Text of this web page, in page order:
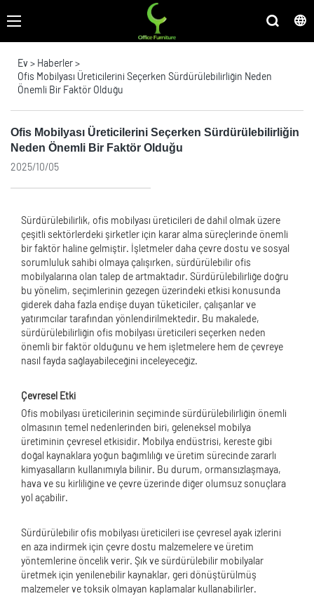
Ev > Haberler>
Ofis Mobilyası Üreticilerini Seçerken Sürdürülebilirliğin Neden
Önemli Bir Faktör Olduğu
Ofis Mobilyası Üreticilerini Seçerken Sürdürülebilirliğin
Neden Önemli Bir Faktör Olduğu
2025/10/05
Sürdürülebilirlik, ofis mobilyası üreticileri de dahil olmak üzere
çeşitli sektörlerdeki şirketler için karar alma süreçlerinde önemli
bir faktör haline gelmiştir. İşletmeler daha çevre dostu ve sosyal
sorumluluk sahibi olmaya çalışırken, sürdürülebilir ofis
mobilyalarına olan talep de artmaktadır. Sürdürülebilirliğe doğru
bu yönelim, seçimlerinin gezegen üzerindeki etkisi konusunda
giderek daha fazla endişe duyan tüketiciler, çalışanlar ve
yatırımcılar tarafından yönlendirilmektedir. Bu makalede,
sürdürülebilirliğin ofis mobilyası üreticileri seçerken neden
önemli bir faktör olduğunu ve hem işletmelere hem de çevreye
nasıl fayda sağlayabileceğini inceleyeceğiz.
Çevresel Etki
Ofis mobilyası üreticilerinin seçiminde sürdürülebilirliğin önemli
olmasının temel nedenlerinden biri, geleneksel mobilya
üretiminin çevresel etkisidir. Mobilya endüstrisi, kereste gibi
doğal kaynaklara yoğun bağımlılığı ve üretim sürecinde zararlı
kimyasalların kullanımıyla bilinir. Bu durum, ormansızlaşmaya,
hava ve su kirliliğine ve çevre üzerinde diğer olumsuz sonuçlara
yol açabilir.
Sürdürülebilir ofis mobilyası üreticileri ise çevresel ayak izlerini
en aza indirmek için çevre dostu malzemelere ve üretim
yöntemlerine öncelik verir. Şık ve sürdürülebilir mobilyalar
üretmek için yenilenebilir kaynaklar, geri dönüştürülmüş
malzemeler ve toksik olmayan kaplamalar kullanabilirler.